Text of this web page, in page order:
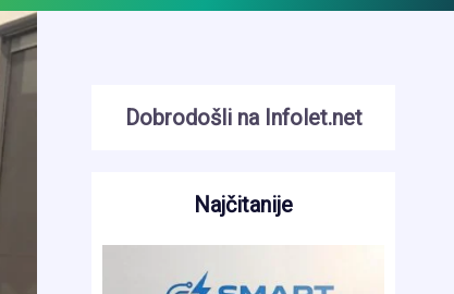
Dobrodošli na Infolet.net
Najčitanije